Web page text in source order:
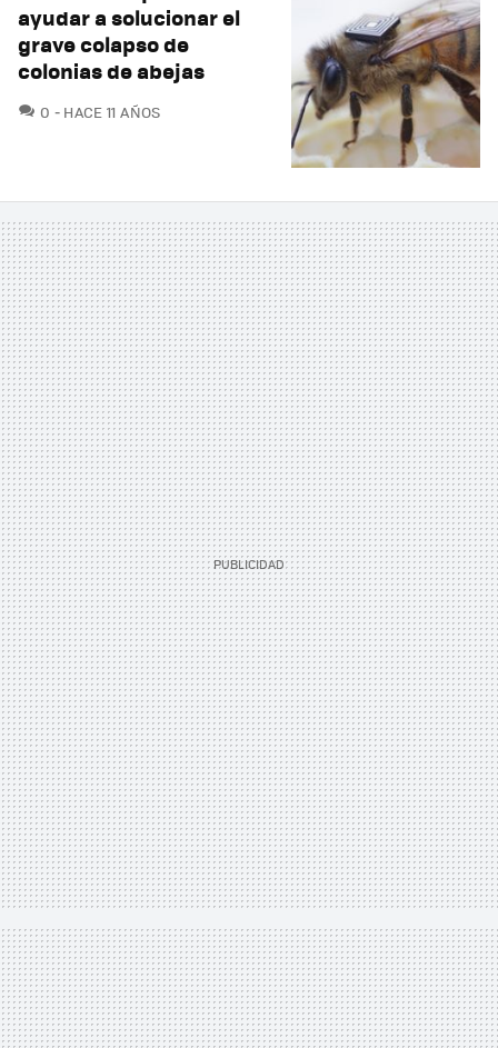
ayudar a solucionar el
grave colapso de
colonias de abejas
0 COMENTARIOS
HACE 11 AÑOS